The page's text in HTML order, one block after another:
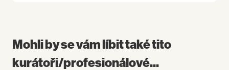
Mohli by se vám líbit také tito
kurátoři/profesionálové...